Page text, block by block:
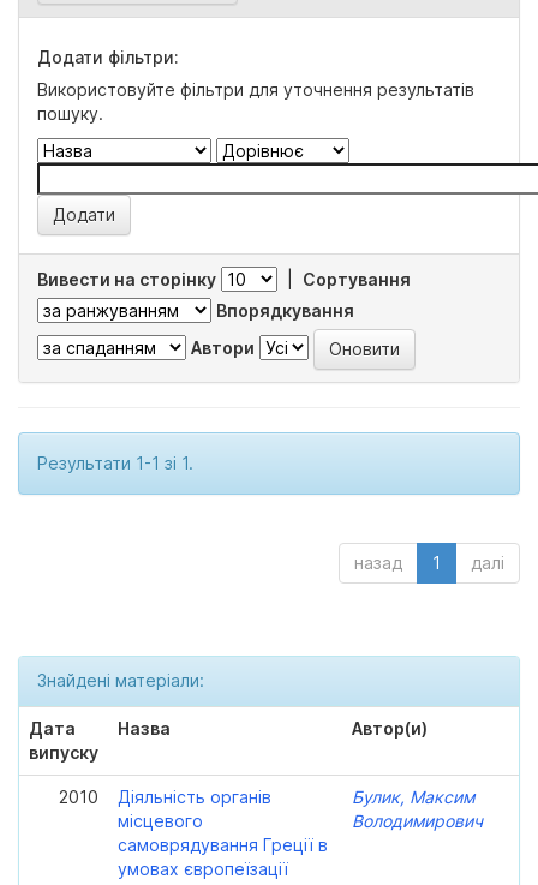
Додати фільтри:
Використовуйте фільтри для уточнення результатів
пошуку.
Вивести на сторінку
Сортування
Впорядкування
Автори
Результати 1-1 зі 1.
назад 1 далі
Знайдені матеріали:
Дата
випуску
Назва Автор(и)
2010
Діяльність органів
місцевого
самоврядування Греції в
умовах європеїзації
Булик, Максим
Володимирович